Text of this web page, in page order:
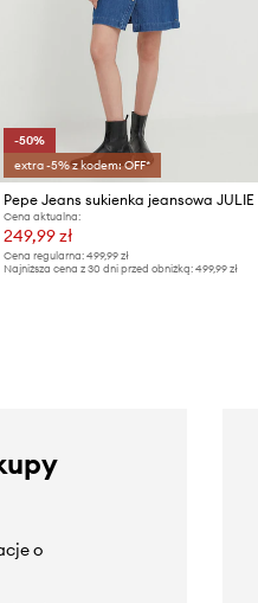
-50%
extra -5% z kodem: OFF*
Pepe Jeans sukienka jeansowa JULIE
Cena aktualna:
249,99 zł
Cena regularna: 499,99 zł
Najniższa cena z 30 dni przed obniżką: 499,99 zł
o